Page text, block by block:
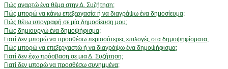
Πώς αναρτώ ένα θέμα στην Δ. Συζήτηση;
Πώς μπορώ να κάνω επεξεργασία ή να διαγράψω ένα δημοσίευμα;
Πώς θέτω υπογραφή σε μία δημοσίευση μου;
Πώς δημιουργώ ένα δημοψήφισμα;
Γιατί δεν μπορώ να προσθέσω περισσότερες επιλογές στα δημοψηφίσματα;
Πώς μπορώ να επεξεργαστώ ή να διαγράψω ένα δημοψήφισμα;
Γιατί δεν έχω πρόσβαση σε μια Δ. Συζήτηση;
Γιατί δεν μπορώ να προσθέσω συνημμένα;